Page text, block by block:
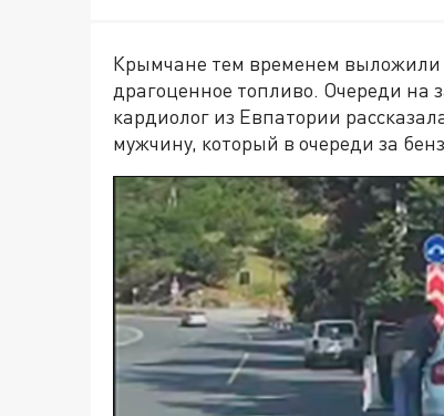
Крымчане тем временем выложили
драгоценное топливо. Очереди на
кардиолог из Евпатории
мужчину, который в очереди за